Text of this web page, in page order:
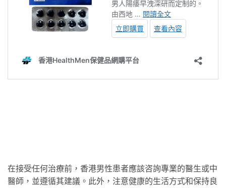
在接受任何治療前，香港男性患者應該咨詢專業的醫生或中
醫師，並遵循其建議。此外，注意健康的生活方式和保持良